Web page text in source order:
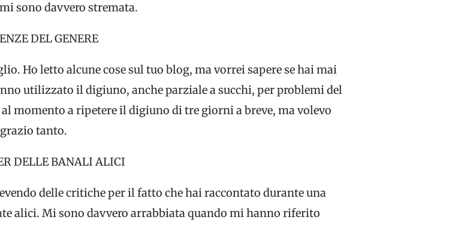
sono davvero stremata.
DEL GENERE
Ho letto alcune cose sul tuo blog, ma vorrei sapere se hai mai
utilizzato il digiuno, anche parziale a succhi, per problemi del
momento a ripetere il digiuno di tre giorni a breve, ma volevo
tanto.
DELLE BANALI ALICI
delle critiche per il fatto che hai raccontato durante una
alici. Mi sono davvero arrabbiata quando mi hanno riferito